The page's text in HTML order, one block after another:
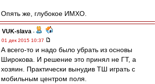
Опять же, глубокое ИМХО.
VUK-slava -
01 дек 2015 10:37
А всего-то и надо было убрать из основы
Широкова. И решение это принял не ГТ, а
хозяин. Практически вынудив ТШ играть с
мобильным центром поля.